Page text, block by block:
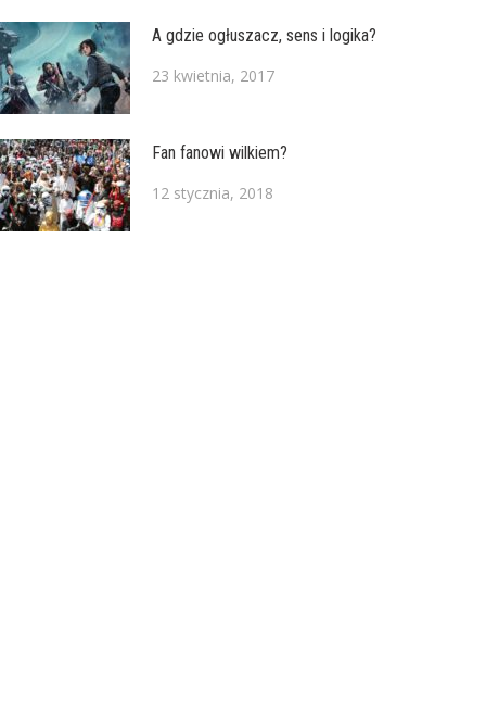
A gdzie ogłuszacz, sens i logika?
23 kwietnia, 2017
Fan fanowi wilkiem?
12 stycznia, 2018